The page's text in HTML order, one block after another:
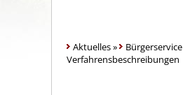
Aktuelles» Bürgerservice
Verfahrensbeschreibungen